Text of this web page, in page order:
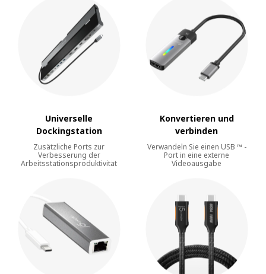
Universelle
Dockingstation
Zusätzliche Ports zur
Verbesserung der
Arbeitsstationsproduktivität
Konvertieren und
verbinden
Verwandeln Sie einen USB ™ -
Port in eine externe
Videoausgabe